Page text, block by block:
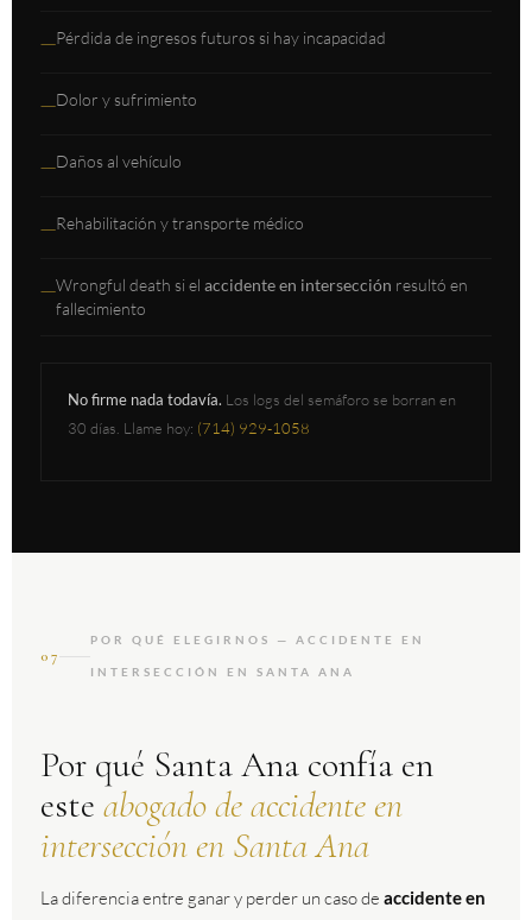
—Pérdida de ingresos futuros si hay incapacidad
—Dolor y sufrimiento
—Daños al vehículo
—Rehabilitación y transporte médico
—Wrongful death si el accidente en intersección resultó en
fallecimiento
No firme nada todavía. Los logs del semáforo se borran en
30 días. Llame hoy: (714) 929-1058
07
POR QUÉ ELEGIRNOS — ACCIDENTE EN
INTERSECCIÓN EN SANTA ANA
Por qué Santa Ana confía en
este abogado de accidente en
intersección en Santa Ana
La diferencia entre ganar y perder un caso de accidente en